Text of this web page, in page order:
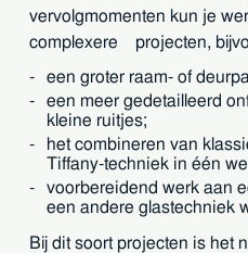
vervolgmomenten kun je
complexere projecten,
een groter raam- of
een meer gedetailleerd
kleine ruitjes;
het combineren van
Tiffany-techniek in één
voorbereidend werk aan
een andere glastechniek
Bij dit soort projecten is het